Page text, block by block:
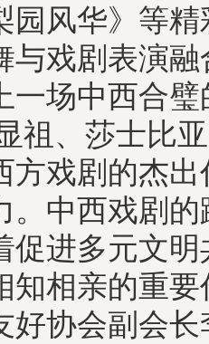
园风华》等
与戏剧表演
一场中西合
、莎士比亚
方戏剧的杰
。中西戏剧
促进多元文
知相亲的
好协会副会